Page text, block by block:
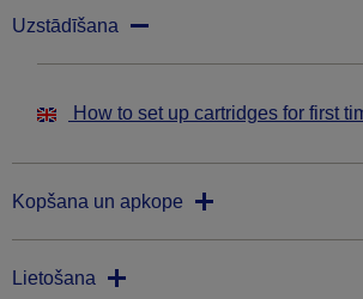
Uzstādīšana
How to set up cartridges for first
Kopšana un apkope
Lietošana